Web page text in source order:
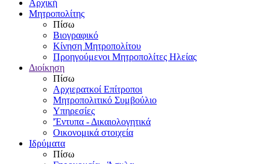
Αρχική
Μητροπολίτης
Πίσω
Βιογραφικό
Κίνηση Μητροπολίτου
Προηγούμενοι Μητροπολίτες Ηλείας
Διοίκηση
Πίσω
Αρχιερατκοί Επίτροποι
Μητροπολιτικό Συμβούλιο
Υπηρεσίες
'Έντυπα - Δικαιολογητικά
Οικονομικά στοιχεία
Ιδρύματα
Πίσω